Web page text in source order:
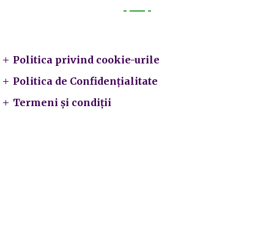
Politica privind cookie-urile
Politica de Confidențialitate
Termeni și condiții